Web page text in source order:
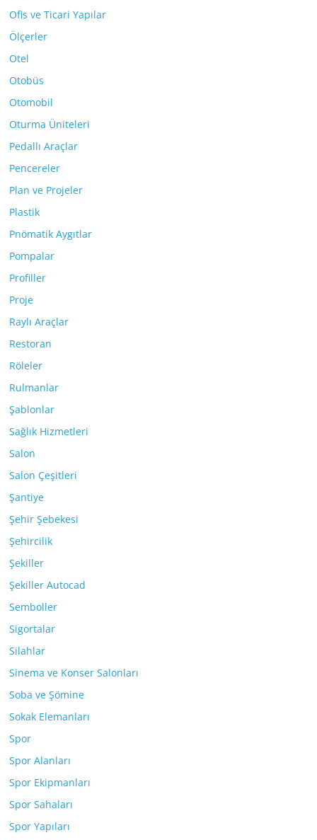
Ofis ve Ticari Yapılar
Ölçerler
Otel
Otobüs
Otomobil
Oturma Üniteleri
Pedallı Araçlar
Pencereler
Plan ve Projeler
Plastik
Pnömatik Aygıtlar
Pompalar
Profiller
Proje
Raylı Araçlar
Restoran
Röleler
Rulmanlar
Şablonlar
Sağlık Hizmetleri
Salon
Salon Çeşitleri
Şantiye
Şehir Şebekesi
Şehircilik
Şekiller
Şekiller Autocad
Semboller
Sigortalar
Silahlar
Sinema ve Konser Salonları
Soba ve Şömine
Sokak Elemanları
Spor
Spor Alanları
Spor Ekipmanları
Spor Sahaları
Spor Yapıları